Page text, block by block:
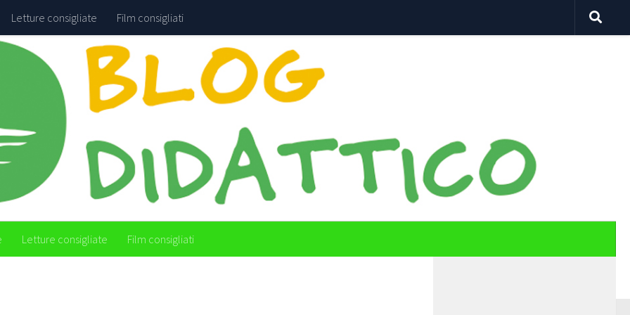
Letture consigliate Film consigliati
Letture consigliate Film consigliati